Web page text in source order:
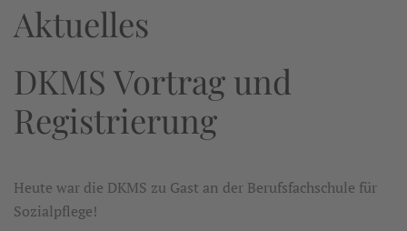
Aktuelles
DKMS Vortrag und
Registrierung
Heute war die DKMS zu Gast an der Berufsfachschule für
Sozialpflege!